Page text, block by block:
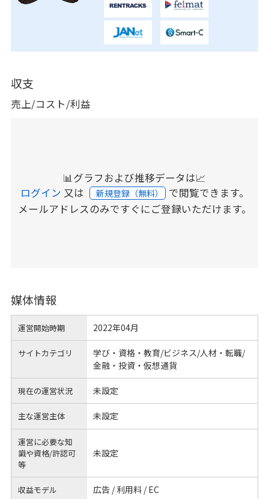
収支
売上/コスト/利益
📊グラフおよび推移データは📈
ログイン 又は 新規登録（無料） で閲覧できます。
メールアドレスのみですぐにご登録いただけます。
媒体情報
運営開始時期 2022年04月
サイトカテゴリ
学び・資格・教育/ビジネス/人材・転職/
金融・投資・仮想通貨
現在の運営状況 未設定
主な運営主体 未設定
運営に必要な知
識や資格/許認可
等
未設定
収益モデル 広告 / 利用料 / EC